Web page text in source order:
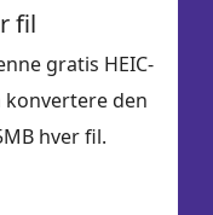
fil
gratis HEIC-
den
hver fil.